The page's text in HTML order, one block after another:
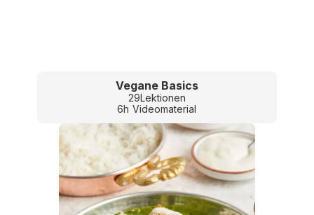
Vegane Basics
29Lektionen
6h Videomaterial